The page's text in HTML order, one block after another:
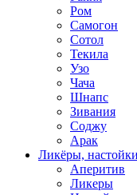
Ром
Самогон
Сотол
Текила
Узо
Чача
Шнапс
Зивания
Соджу
Арак
Ликёры,
Аперитив
Ликеры